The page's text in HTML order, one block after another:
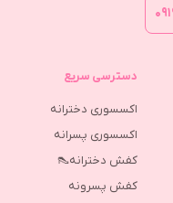
دسترسی سریع
اکسسوری دخترانه
اکسسوری پسرانه
کفش دخترانه👠
كفش پسرونه